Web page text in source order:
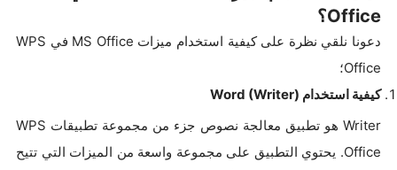
Office؟
دعونا نلقي نظرة على كيفية استخدام ميزات MS Office في WPS
Office؛
كيفية استخدام Word (Writer)
Writer هو تطبيق معالجة نصوص جزء من مجموعة تطبيقات WPS
Office. يحتوي التطبيق على مجموعة واسعة من الميزات التي تتيح